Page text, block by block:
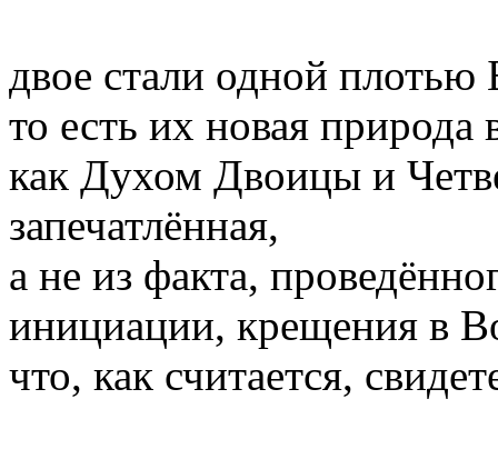
двое стали одной плотью
то есть их новая природа
как Духом Двоицы и
запечатлённая,
а не из факта,
инициации, крещения в
что, как считается,